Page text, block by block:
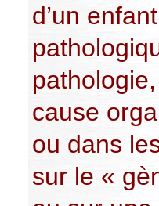
d’un
cause
ou dans
sur le «